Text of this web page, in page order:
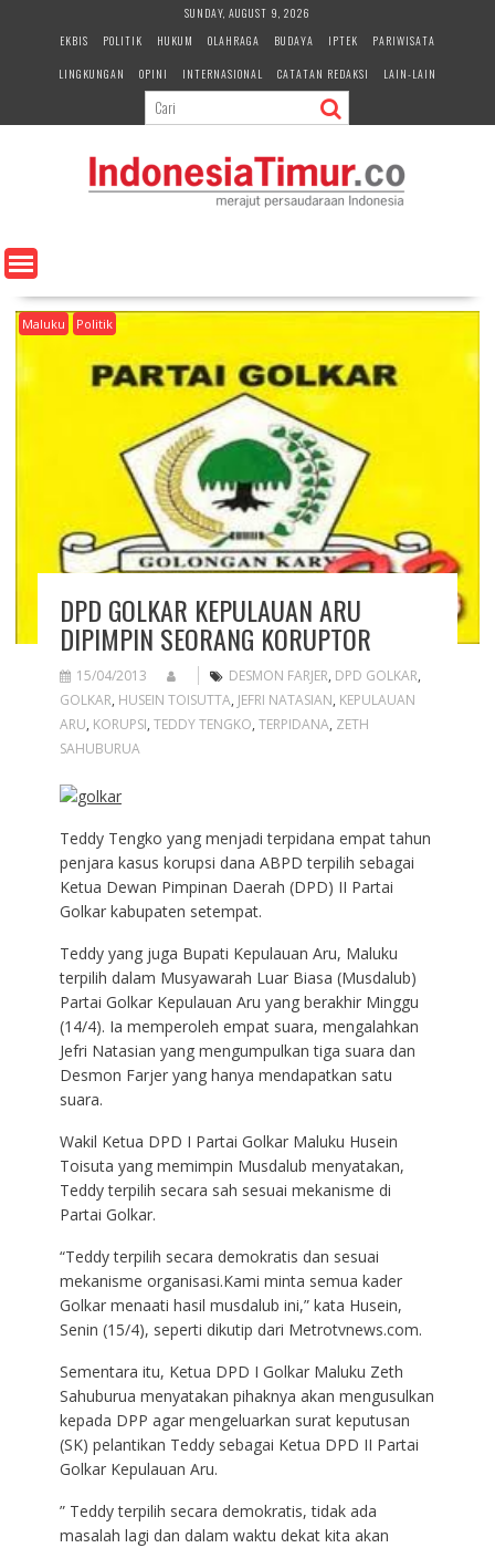
e
n
SUNDAY, AUGUST 9, 2026
EKBIS
POLITIK HUKUM OLAHRAGA BUDAYA IPTEK
PARIWISATA
LINGKUNGAN
OPINI INTERNASIONAL CATATAN REDAKSI LAIN-LAIN
Maluku Politik
DPD GOLKAR KEPULAUAN ARU
DIPIMPIN SEORANG KORUPTOR
15/04/2013 DESMON FARJER, DPD GOLKAR,
GOLKAR, HUSEIN TOISUTTA, JEFRI NATASIAN, KEPULAUAN
ARU, KORUPSI, TEDDY TENGKO, TERPIDANA, ZETH
SAHUBURUA
Teddy Tengko yang menjadi terpidana empat tahun
penjara kasus korupsi dana ABPD terpilih sebagai
Ketua Dewan Pimpinan Daerah (DPD) II Partai
Golkar kabupaten setempat.
Teddy yang juga Bupati Kepulauan Aru, Maluku
terpilih dalam Musyawarah Luar Biasa (Musdalub)
Partai Golkar Kepulauan Aru yang berakhir Minggu
(14/4). Ia memperoleh empat suara, mengalahkan
Jefri Natasian yang mengumpulkan tiga suara dan
Desmon Farjer yang hanya mendapatkan satu
suara.
Wakil Ketua DPD I Partai Golkar Maluku Husein
Toisuta yang memimpin Musdalub menyatakan,
Teddy terpilih secara sah sesuai mekanisme di
Partai Golkar.
“Teddy terpilih secara demokratis dan sesuai
mekanisme organisasi.Kami minta semua kader
Golkar menaati hasil musdalub ini,” kata Husein,
Senin (15/4), seperti dikutip dari Metrotvnews.com.
Sementara itu, Ketua DPD I Golkar Maluku Zeth
Sahuburua menyatakan pihaknya akan mengusulkan
kepada DPP agar mengeluarkan surat keputusan
(SK) pelantikan Teddy sebagai Ketua DPD II Partai
Golkar Kepulauan Aru.
” Teddy terpilih secara demokratis, tidak ada
masalah lagi dan dalam waktu dekat kita akan